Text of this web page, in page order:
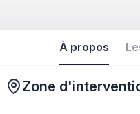
À propos
Zone